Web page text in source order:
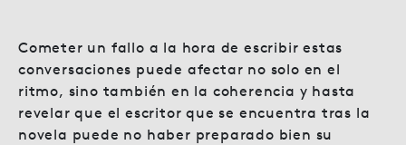
Cometer un fallo a la hora de escribir estas
conversaciones puede afectar no solo en el
ritmo, sino también en la coherencia y hasta
revelar que el escritor que se encuentra tras la
novela puede no haber preparado bien su